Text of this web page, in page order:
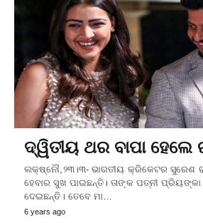
ଦ୍ୱିତୀୟ ଥର ବାପା ହେଲେ
ଲକ୍ଷ୍ନୌ,୨୩।୩- ଭାରତୀୟ କ୍ରିକେଟର ସୁରେଶ
ହେବାର ସୁଖ ପାଇଛନ୍ତି। ତାଙ୍କ ପତ୍ନୀ
ଦେଇଛନ୍ତି। ତେବେ ମା…
6 years ago